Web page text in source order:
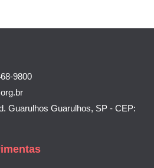
9800
Guarulhos Guarulhos, SP - CEP: